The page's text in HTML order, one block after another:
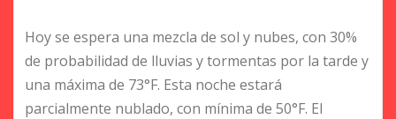
Hoy se espera una mezcla de sol y nubes, con 30%
de probabilidad de lluvias y tormentas por la tarde y
una máxima de 73°F. Esta noche estará
parcialmente nublado, con mínima de 50°F. El